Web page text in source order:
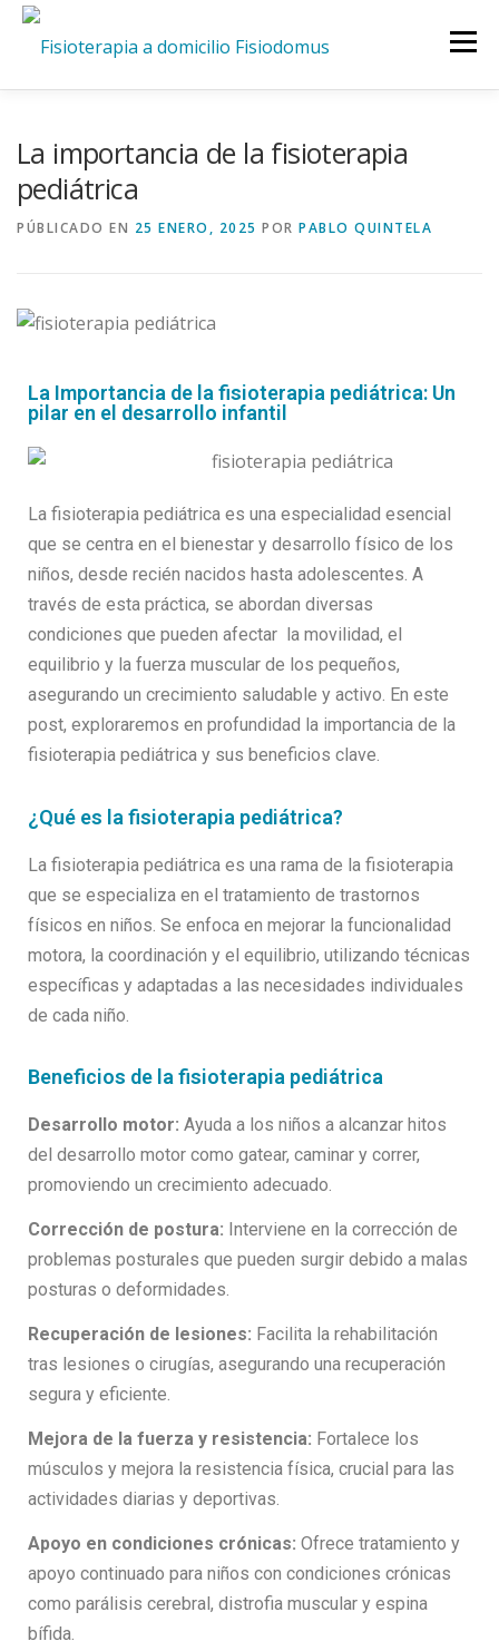
Menú
La importancia de la fisioterapia
pediátrica
PÚBLICADO EN 25 ENERO, 2025 POR PABLO QUINTELA
La Importancia de la fisioterapia pediátrica: Un
pilar en el desarrollo infantil
La fisioterapia pediátrica es una especialidad esencial
que se centra en el bienestar y desarrollo físico de los
niños, desde recién nacidos hasta adolescentes. A
través de esta práctica, se abordan diversas
condiciones que pueden afectar la movilidad, el
equilibrio y la fuerza muscular de los pequeños,
asegurando un crecimiento saludable y activo. En este
post, exploraremos en profundidad la importancia de la
fisioterapia pediátrica y sus beneficios clave.
¿Qué es la fisioterapia pediátrica?
La fisioterapia pediátrica es una rama de la fisioterapia
que se especializa en el tratamiento de trastornos
físicos en niños. Se enfoca en mejorar la funcionalidad
motora, la coordinación y el equilibrio, utilizando técnicas
específicas y adaptadas a las necesidades individuales
de cada niño.
Beneficios de la fisioterapia pediátrica
Desarrollo motor: Ayuda a los niños a alcanzar hitos
del desarrollo motor como gatear, caminar y correr,
promoviendo un crecimiento adecuado.
Corrección de postura: Interviene en la corrección de
problemas posturales que pueden surgir debido a malas
posturas o deformidades.
Recuperación de lesiones: Facilita la rehabilitación
tras lesiones o cirugías, asegurando una recuperación
segura y eficiente.
Mejora de la fuerza y resistencia: Fortalece los
músculos y mejora la resistencia física, crucial para las
actividades diarias y deportivas.
Apoyo en condiciones crónicas: Ofrece tratamiento y
apoyo continuado para niños con condiciones crónicas
como parálisis cerebral, distrofia muscular y espina
bífida.